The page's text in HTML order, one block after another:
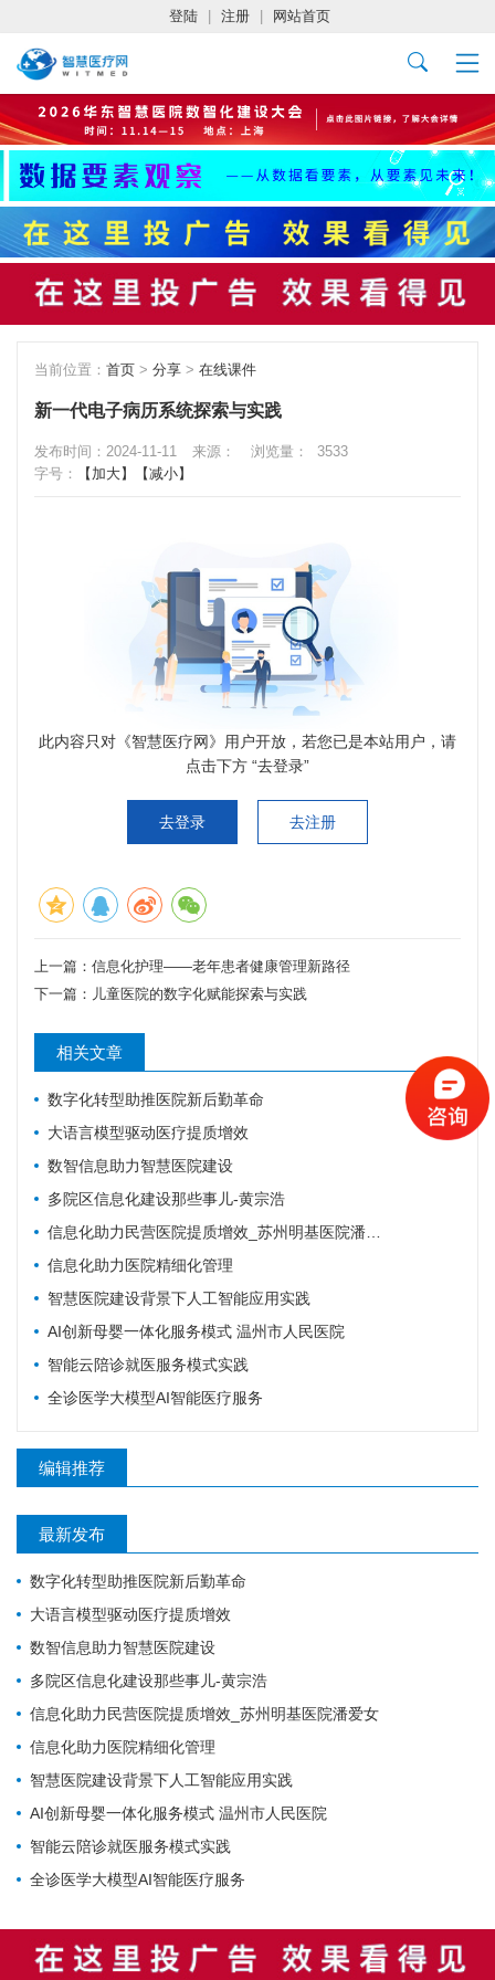
登陆 注册 网站首页
当前位置： 首页 > 分享 > 在线课件
新一代电子病历系统探索与实践
发布时间：2024-11-11 来源： 浏览量：
3533
字号：
【加大】 【减小】
此内容只对《智慧医疗网》用户开放，若您已是本站用户，请
点击下方 “去登录”
去登录 去注册
上一篇： 信息化护理——老年患者健康管理新路径
下一篇： 儿童医院的数字化赋能探索与实践
相关文章
数字化转型助推医院新后勤革命
大语言模型驱动医疗提质增效
数智信息助力智慧医院建设
多院区信息化建设那些事儿-黄宗浩
信息化助力民营医院提质增效_苏州明基医院潘爱女
信息化助力医院精细化管理
智慧医院建设背景下人工智能应用实践
AI创新母婴一体化服务模式 温州市人民医院
智能云陪诊就医服务模式实践
全诊医学大模型AI智能医疗服务
编辑推荐
最新发布
数字化转型助推医院新后勤革命
大语言模型驱动医疗提质增效
数智信息助力智慧医院建设
多院区信息化建设那些事儿-黄宗浩
信息化助力民营医院提质增效_苏州明基医院潘爱女
信息化助力医院精细化管理
智慧医院建设背景下人工智能应用实践
AI创新母婴一体化服务模式 温州市人民医院
智能云陪诊就医服务模式实践
全诊医学大模型AI智能医疗服务